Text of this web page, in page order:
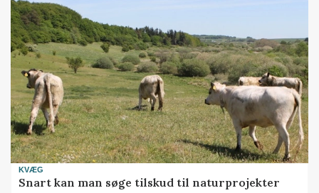
KVÆG
Snart kan man søge tilskud til naturprojekter